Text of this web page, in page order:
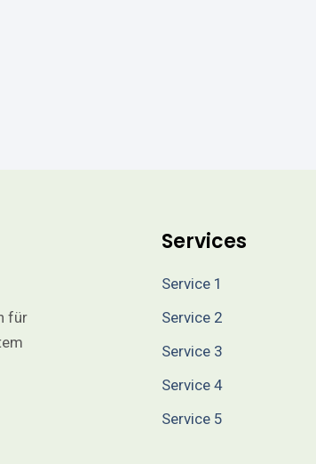
für
Services
Service 1
Service 2
Service 3
Service 4
Service 5